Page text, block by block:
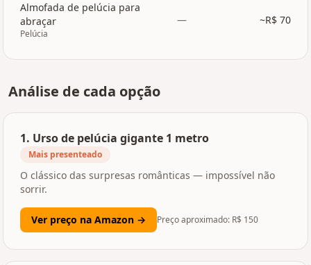
Almofada de pelúcia para
abraçar
Pelúcia
— ~R$ 70
Análise de cada opção
1. Urso de pelúcia gigante 1 metro
Mais presenteado
O clássico das surpresas românticas — impossível não
sorrir.
Ver preço na Amazon → Preço aproximado: R$ 150